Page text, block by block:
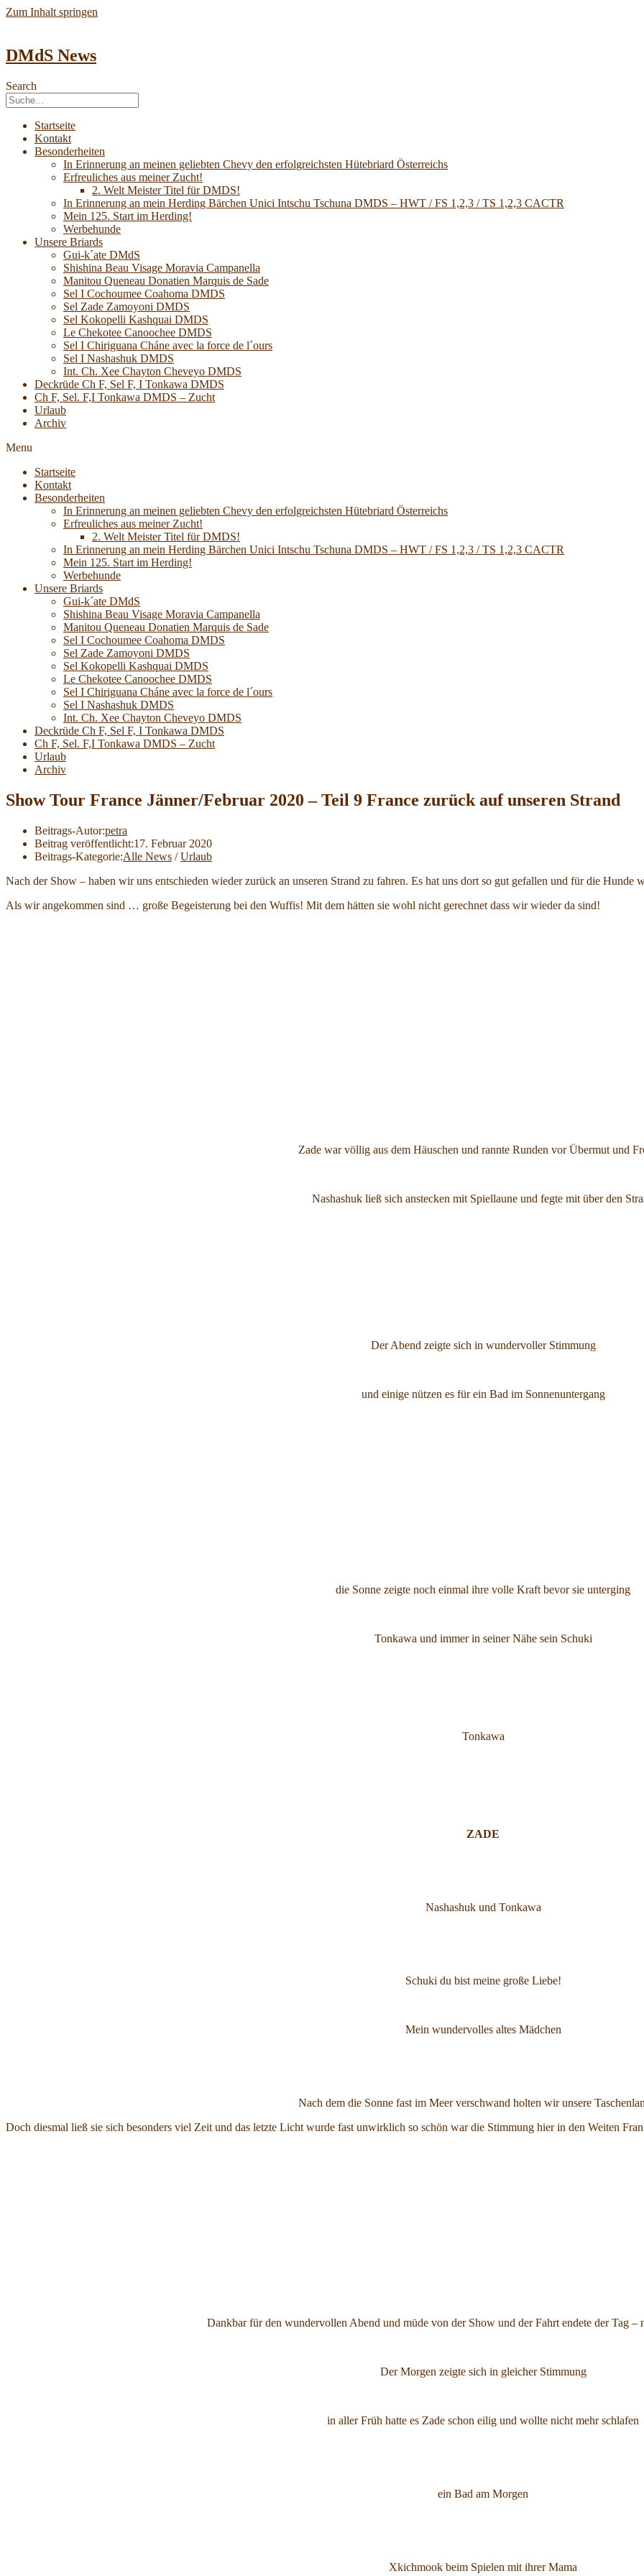
Zum Inhalt springen
DMdS News
Search
Startseite
Kontakt
Besonderheiten
In Erinnerung an meinen geliebten Chevy den erfolgreichsten Hütebriard Österreichs
Erfreuliches aus meiner Zucht!
2. Welt Meister Titel für DMDS!
In Erinnerung an mein Herding Bärchen Unici Intschu Tschuna DMDS – HWT / FS 1,2,3 / TS 1,2,3 CACTR
Mein 125. Start im Herding!
Werbehunde
Unsere Briards
Gui-k´ate DMdS
Shishina Beau Visage Moravia Campanella
Manitou Queneau Donatien Marquis de Sade
Sel I Cochoumee Coahoma DMDS
Sel Zade Zamoyoni DMDS
Sel Kokopelli Kashquai DMDS
Le Chekotee Canoochee DMDS
Sel I Chiriguana Cháne avec la force de l´ours
Sel I Nashashuk DMDS
Int. Ch. Xee Chayton Cheveyo DMDS
Deckrüde Ch F, Sel F, I Tonkawa DMDS
Ch F, Sel. F,I Tonkawa DMDS – Zucht
Urlaub
Archiv
Menu
Startseite
Kontakt
Besonderheiten
In Erinnerung an meinen geliebten Chevy den erfolgreichsten Hütebriard Österreichs
Erfreuliches aus meiner Zucht!
2. Welt Meister Titel für DMDS!
In Erinnerung an mein Herding Bärchen Unici Intschu Tschuna DMDS – HWT / FS 1,2,3 / TS 1,2,3 CACTR
Mein 125. Start im Herding!
Werbehunde
Unsere Briards
Gui-k´ate DMdS
Shishina Beau Visage Moravia Campanella
Manitou Queneau Donatien Marquis de Sade
Sel I Cochoumee Coahoma DMDS
Sel Zade Zamoyoni DMDS
Sel Kokopelli Kashquai DMDS
Le Chekotee Canoochee DMDS
Sel I Chiriguana Cháne avec la force de l´ours
Sel I Nashashuk DMDS
Int. Ch. Xee Chayton Cheveyo DMDS
Deckrüde Ch F, Sel F, I Tonkawa DMDS
Ch F, Sel. F,I Tonkawa DMDS – Zucht
Urlaub
Archiv
Show Tour France Jänner/Februar 2020 – Teil 9 France zurück auf unseren Strand
Beitrags-Autor:petra
Beitrag veröffentlicht:17. Februar 2020
Beitrags-Kategorie:Alle News / Urlaub
Nach der Show – haben wir uns entschieden wieder zurück an unseren Strand zu fahren. Es hat uns dort so gut gefallen und für die Hunde
Als wir angekommen sind … große Begeisterung bei den Wuffis! Mit dem hätten sie wohl nicht gerechnet dass wir wieder da sind!
Zade war völlig aus dem Häuschen und rannte Runden vor Übermut und
Nashashuk ließ sich anstecken mit Spiellaune und fegte mit über den
Der Abend zeigte sich in wundervoller Stimmung
und einige nützen es für ein Bad im Sonnenuntergang
die Sonne zeigte noch einmal ihre volle Kraft bevor sie unterging
Tonkawa und immer in seiner Nähe sein Schuki
Tonkawa
ZADE
Nashashuk und Tonkawa
Schuki du bist meine große Liebe!
Mein wundervolles altes Mädchen
Nach dem die Sonne fast im Meer verschwand holten wir unsere
Doch diesmal ließ sie sich besonders viel Zeit und das letzte Licht wurde fast unwirklich so schön war die Stimmung hier in den Weiten
Dankbar für den wundervollen Abend und müde von der Show und der Fahrt endete der Tag –
Der Morgen zeigte sich in gleicher Stimmung
in aller Früh hatte es Zade schon eilig und wollte nicht mehr schlafen
ein Bad am Morgen
Xkichmook beim Spielen mit ihrer Mama